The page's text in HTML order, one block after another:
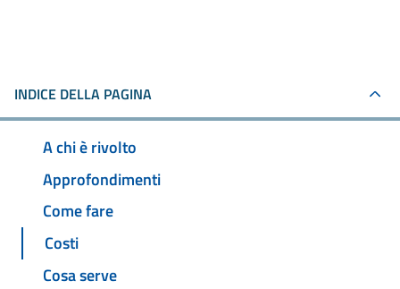
INDICE DELLA PAGINA
A chi è rivolto
Approfondimenti
Come fare
Costi
Cosa serve